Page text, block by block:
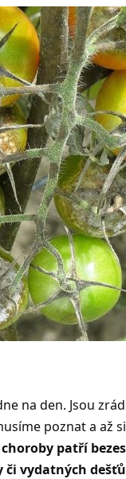
na den. Jsou
poznat a až
patří
či vydatných